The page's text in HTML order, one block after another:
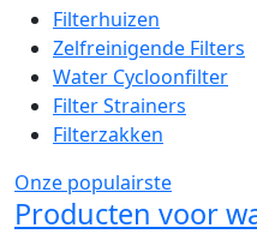
Filterhuizen
Zelfreinigende Filters
Water Cycloonfilter
Filter Strainers
Filterzakken
Onze populairste
Producten voor